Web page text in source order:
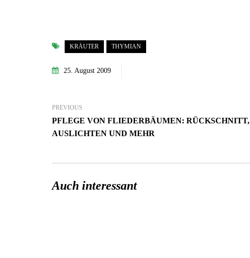
KRÄUTER THYMIAN
25. August 2009
PREVIOUS
PFLEGE VON FLIEDERBÄUMEN: RÜCKSCHNITT,
AUSLICHTEN UND MEHR
Auch interessant